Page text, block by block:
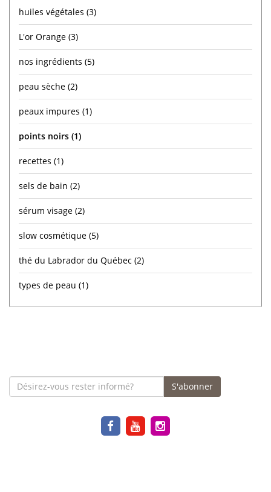
huiles végétales (3)
L'or Orange (3)
nos ingrédients (5)
peau sèche (2)
peaux impures (1)
points noirs (1)
recettes (1)
sels de bain (2)
sérum visage (2)
slow cosmétique (5)
thé du Labrador du Québec (2)
types de peau (1)
S'abonner